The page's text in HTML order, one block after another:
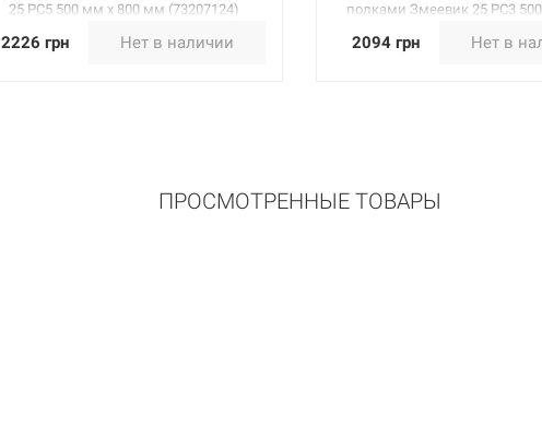
25 PC5 500 мм х 800 мм (73207124)
2226 грн Нет в наличии
полками Змеевик 25 PC3
2094 грн Нет в
ПРОСМОТРЕННЫЕ ТОВАРЫ